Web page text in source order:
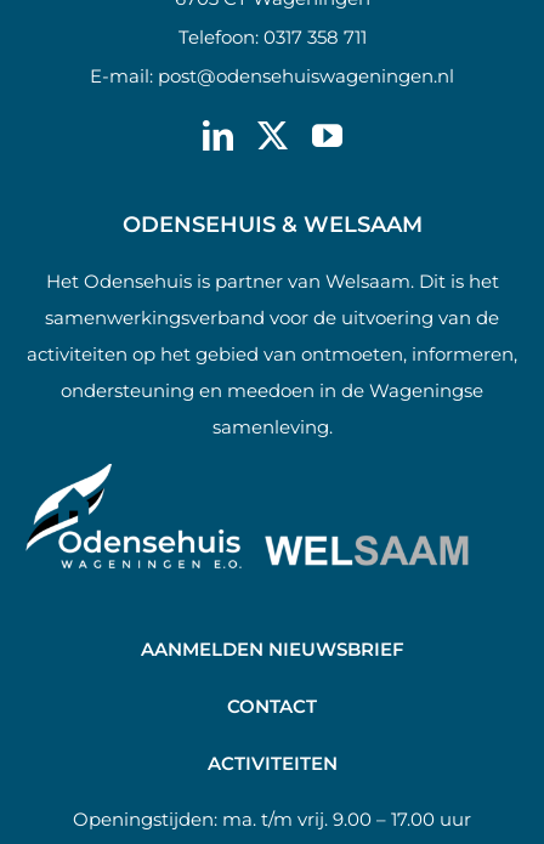
Telefoon: 0317 358 711
E-mail: post@odensehuiswageningen.nl
ODENSEHUIS & WELSAAM
Het Odensehuis is partner van Welsaam. Dit is het
samenwerkingsverband voor de uitvoering van de
activiteiten op het gebied van ontmoeten, informeren,
ondersteuning en meedoen in de Wageningse
samenleving.
AANMELDEN NIEUWSBRIEF
CONTACT
ACTIVITEITEN
Openingstijden: ma. t/m vrij. 9.00 – 17.00 uur